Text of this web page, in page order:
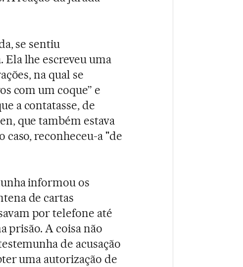
se sentiu
lhe escreveu uma
na qual se
com um coque” e
a contatasse, de
que também estava
caso, reconheceu-a "de
informou os
de cartas
por telefone até
prisão. A coisa não
de acusação
uma autorização de